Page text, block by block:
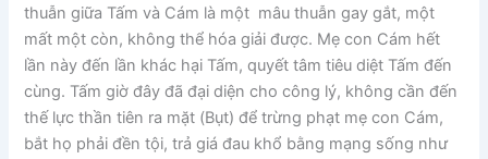
thuẫn giữa Tấm và Cám là một mâu thuẫn gay gắt, một
mất một còn, không thể hóa giải được. Mẹ con Cám hết
lần này đến lần khác hại Tấm, quyết tâm tiêu diệt Tấm đến
cùng. Tấm giờ đây đã đại diện cho công lý, không cần đến
thế lực thần tiên ra mặt (Bụt) để trừng phạt mẹ con Cám,
bắt họ phải đền tội, trả giá đau khổ bằng mạng sống như